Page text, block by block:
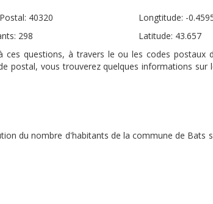
40320
298
Longtitude: -
Latitude: 43.657
ces questions, à travers le ou les codes postaux
postal, vous trouverez quelques informations
du nombre d'habitants de la commune de Bats